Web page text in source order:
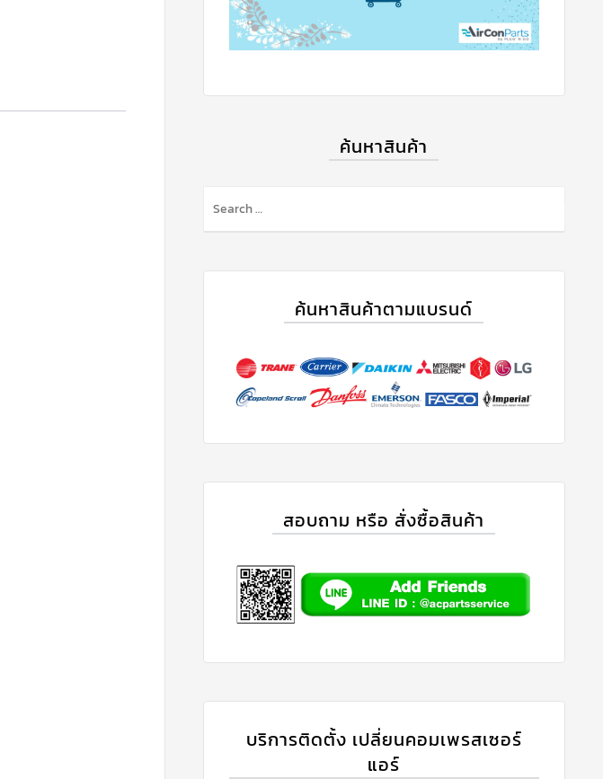
ค้นหาสินค้า
ค้นหาสินค้าตามแบรนด์
สอบถาม หรือ สั่งซื้อสินค้า
บริการติดตั้ง เปลี่ยนคอมเพรสเซอร์
แอร์